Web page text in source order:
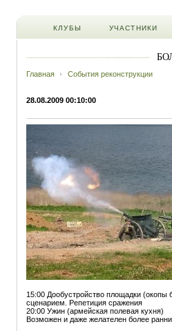
КЛУБЫ УЧАСТНИКИ
Главная События реконструкции
28.08.2009 00:10:00
15:00 Дообустройство площадки (окопы
сценарием. Репетиция сражения
20:00 Ужин (армейская полевая кухня)
Возможен и даже желателен более